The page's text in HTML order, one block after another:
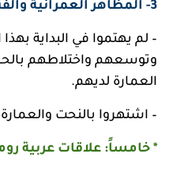
3- المظاهر العمرانية والفنية
– لم يهتموا في البداية
وتوسعهم واختلاطهم
العمارة لديهم.
– اشتهروا بالنحت
* خامساً: علاقات عربية